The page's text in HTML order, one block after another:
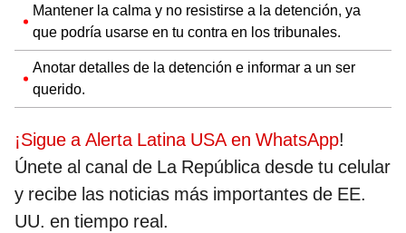
Mantener la calma y no resistirse a la detención, ya
que podría usarse en tu contra en los tribunales.
Anotar detalles de la detención e informar a un ser
querido.
¡Sigue a Alerta Latina USA en WhatsApp!
Únete al canal de La República desde tu celular
y recibe las noticias más importantes de EE.
UU. en tiempo real.